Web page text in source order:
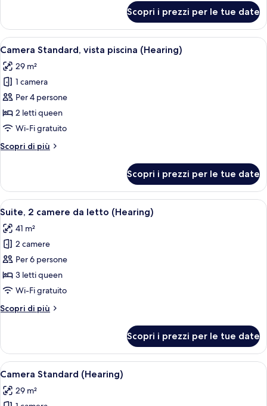
da
bagno
(Mobility)
2
camere
da
vasca
da
bagno
(Mobility)
Scopri i prezzi per le tue date
Apri
tutte
le
foto
per
Camera
Standard,
piscina
Camera d'albergo con due letti,
8
Camera Standard, vista piscina (Hearing)
29 m²
1 camera
Per 4 persone
2 letti queen
Wi-Fi gratuito
Scopri di più
Altri
Standard,
vista
piscina
Scopri i prezzi per le tue date
Apri
tutte
le
foto
per
Suite,
2
da
Camera d'albergo con due letti, un
8
Suite, 2 camere da letto (Hearing)
41 m²
2 camere
Per 6 persone
3 letti queen
Wi-Fi gratuito
Scopri di più
Altri
2
camere
da
(Hearing)
Scopri i prezzi per le tue date
Apri
tutte
le
Camera d'albergo con due letti,
7
Camera Standard (Hearing)
29 m²